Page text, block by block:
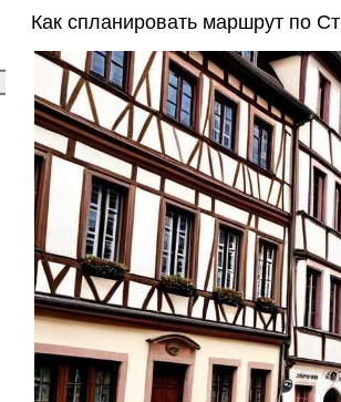
Как спланировать маршрут по